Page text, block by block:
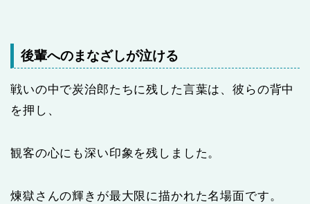
後輩へのまなざしが泣ける
戦いの中で炭治郎たちに残した言葉は、彼らの背中
を押し、
観客の心にも深い印象を残しました。
煉獄さんの輝きが最大限に描かれた名場面です。